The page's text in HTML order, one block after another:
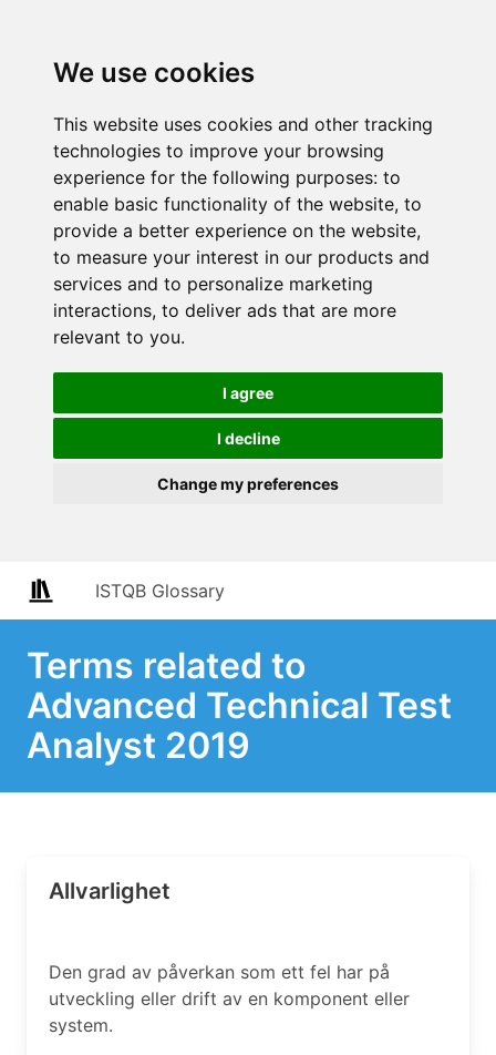
We use cookies
This website uses cookies and other tracking
technologies to improve your browsing
experience for the following purposes: to
enable basic functionality of the website, to
provide a better experience on the website,
to measure your interest in our products and
services and to personalize marketing
interactions, to deliver ads that are more
relevant to you.
I agree
I decline
Change my preferences
ISTQB Glossary
Terms related to
Advanced Technical Test
Analyst 2019
Allvarlighet
Den grad av påverkan som ett fel har på
utveckling eller drift av en komponent eller
system.